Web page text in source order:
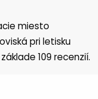
miesto
pri letisku
109 recenzií.